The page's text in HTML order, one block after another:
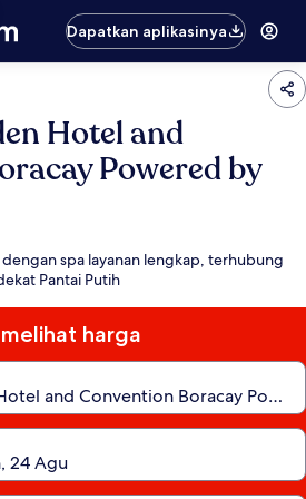
Dapatkan aplikasinya
Hotel and
Powered by
spa layanan lengkap, terhubung
Pantai Putih
harga